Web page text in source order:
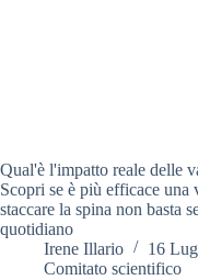
Qual'è l'impatto reale delle
Scopri se è più efficace una
staccare la spina non basta
quotidiano
Irene Illario
16
Comitato scientifico